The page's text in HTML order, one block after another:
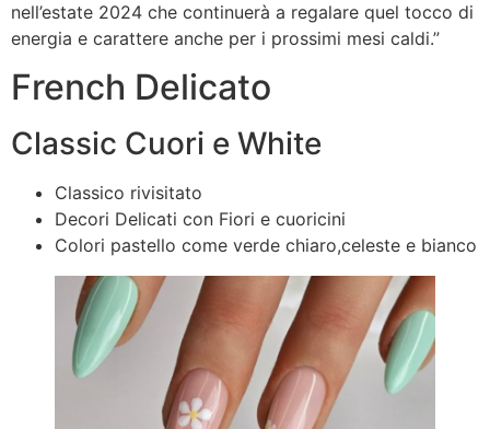
nell’estate 2024 che continuerà a regalare quel tocco di
energia e carattere anche per i prossimi mesi caldi.”
French Delicato
Classic Cuori e White
Classico rivisitato
Decori Delicati con Fiori e cuoricini
Colori pastello come verde chiaro,celeste e bianco